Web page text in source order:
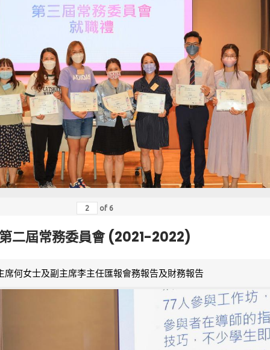
of 6
二屆常務委員會 (2021-2022)
席何女士及副主席李主任匯報會務報告及財務報告